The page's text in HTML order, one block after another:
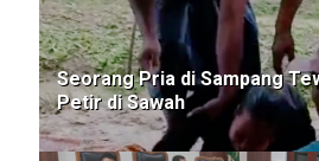
Seorang Pria di Sampang
Petir di Sawah